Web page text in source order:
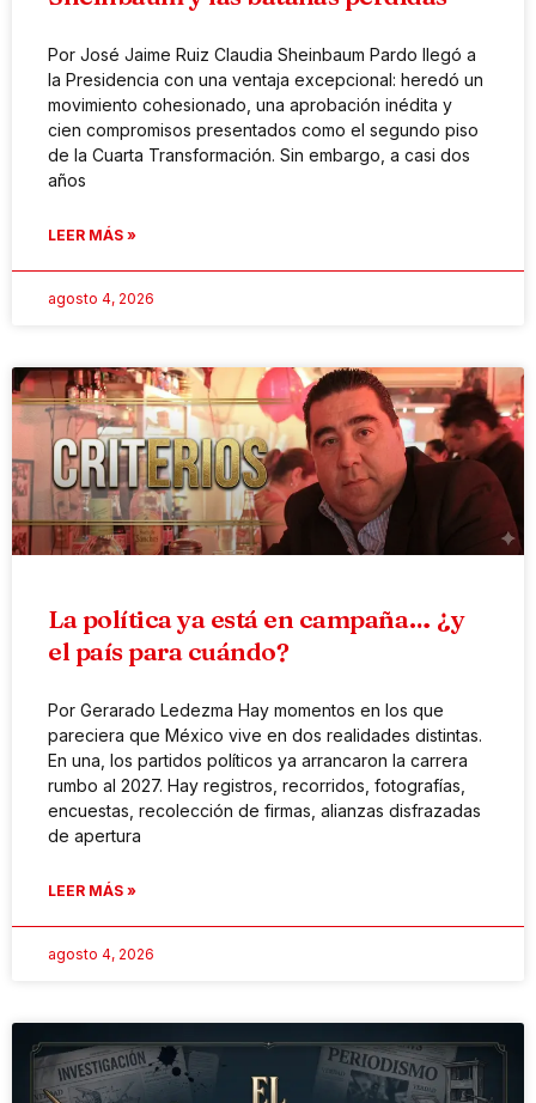
Por José Jaime Ruiz Claudia Sheinbaum Pardo llegó a
la Presidencia con una ventaja excepcional: heredó un
movimiento cohesionado, una aprobación inédita y
cien compromisos presentados como el segundo piso
de la Cuarta Transformación. Sin embargo, a casi dos
años
LEER MÁS »
agosto 4, 2026
La política ya está en campaña… ¿y
el país para cuándo?
Por Gerarado Ledezma Hay momentos en los que
pareciera que México vive en dos realidades distintas.
En una, los partidos políticos ya arrancaron la carrera
rumbo al 2027. Hay registros, recorridos, fotografías,
encuestas, recolección de firmas, alianzas disfrazadas
de apertura
LEER MÁS »
agosto 4, 2026